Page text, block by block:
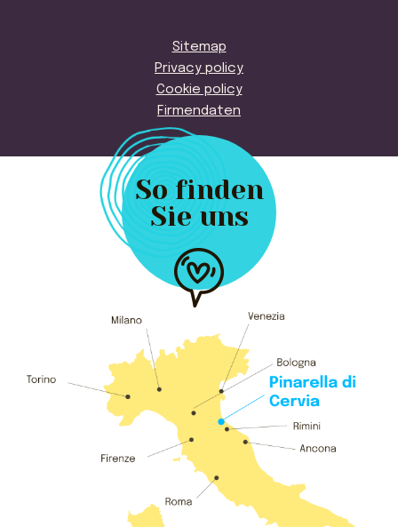
Sitemap
Privacy policy
Cookie policy
Firmendaten
So finden
Sie uns